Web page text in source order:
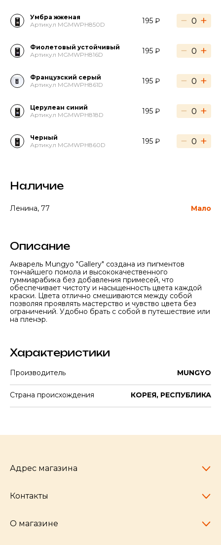
Умбра жженая
Артикул MGMWPH850D
195 ₽ − +
Фиолетовый устойчивый
Артикул MGMWPH816D
195 ₽ − +
Французский серый
Артикул MGMWPH861D
195 ₽ − +
Церулеан синий
Артикул MGMWPH818D
195 ₽ − +
Черный
Артикул MGMWPH860D
195 ₽ − +
Наличие
Ленина, 77 Мало
Описание
Акварель Mungyo "Gallery" создана из пигментов
тончайшего помола и высококачественного
гуммиарабика без добавления примесей, что
обеспечивает чистоту и насыщенность цвета каждой
краски. Цвета отлично смешиваются между собой
позволяя проявлять мастерство и чувство цвета без
ограничений. Удобно брать с собой в путешествие или
на пленэр.
Характеристики
Производитель MUNGYO
Страна происхождения КОРЕЯ, РЕСПУБЛИКА
Адрес магазина
Челябинск,
Контакты
pocherkartshop@mail.ru
О магазине